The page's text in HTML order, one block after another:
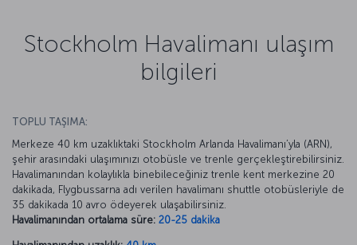
Stockholm Havalimanı ulaşım
bilgileri
TOPLU TAŞIMA:
Merkeze 40 km uzaklıktaki Stockholm Arlanda Havalimanı’yla (ARN),
şehir arasındaki ulaşımınızı otobüsle ve trenle gerçekleştirebilirsiniz.
Havalimanından kolaylıkla binebileceğiniz trenle kent merkezine 20
dakikada, Flygbussarna adı verilen havalimanı shuttle otobüsleriyle de
35 dakikada 10 avro ödeyerek ulaşabilirsiniz.
Havalimanından ortalama süre: 20-25 dakika